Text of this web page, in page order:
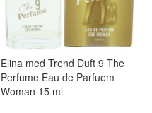
Elina med Trend Duft 9 The
Perfume Eau de Parfuem
Woman 15 ml